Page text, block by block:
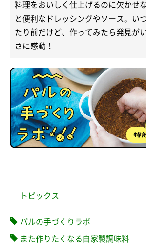
料理をおいしく仕上げるのに欠かせ
と便利なドレッシングやソース。い
たり前だけど、作ってみたら発見が
さに感動！
トピックス
パルの手づくりラボ
また作りたくなる自家製調味料